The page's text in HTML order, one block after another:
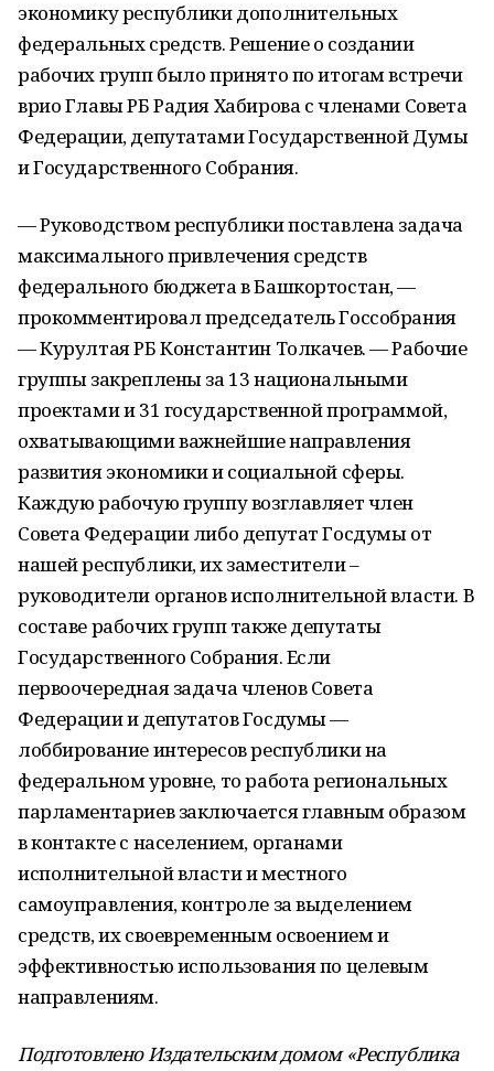
экономику республики дополнительных
федеральных средств. Решение о создании
рабочих групп было принято по итогам встречи
врио Главы РБ Радия Хабирова с членами Совета
Федерации, депутатами Государственной Думы
и Государственного Собрания.
— Руководством республики поставлена задача
максимального привлечения средств
федерального бюджета в Башкортостан, —
прокомментировал председатель Госсобрания
— Курултая РБ Константин Толкачев. — Рабочие
группы закреплены за 13 национальными
проектами и 31 государственной программой,
охватывающими важнейшие направления
развития экономики и социальной сферы.
Каждую рабочую группу возглавляет член
Совета Федерации либо депутат Госдумы от
нашей республики, их заместители –
руководители органов исполнительной власти. В
составе рабочих групп также депутаты
Государственного Собрания. Если
первоочередная задача членов Совета
Федерации и депутатов Госдумы —
лоббирование интересов республики на
федеральном уровне, то работа региональных
парламентариев заключается главным образом
в контакте с населением, органами
исполнительной власти и местного
самоуправления, контроле за выделением
средств, их своевременным освоением и
эффективностью использования по целевым
направлениям.
Подготовлено Издательским домом «Республика